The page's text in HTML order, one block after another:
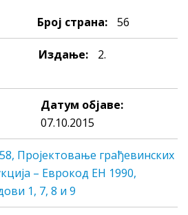
Број страна: 56
Издање: 2.
Датум објаве:
07.10.2015
Пројектовање грађевинских
– Еврокод ЕН 1990,
1, 7, 8 и 9